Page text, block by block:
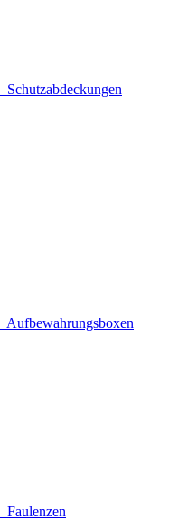
Schutzabdeckungen
Aufbewahrungsboxen
Faulenzen